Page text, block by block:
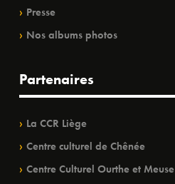
Presse
Nos albums photos
Partenaires
La CCR Liège
Centre culturel de Chênée
Centre Culturel Ourthe et Meuse